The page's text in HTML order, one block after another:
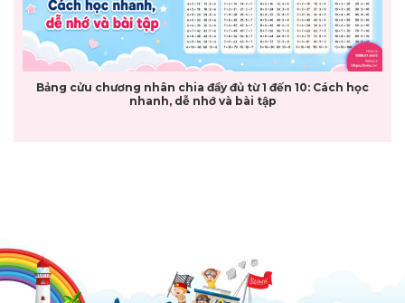
Bảng cửu chương nhân chia đầy đủ từ 1 đến 10: Cách học
nhanh, dễ nhớ và bài tập